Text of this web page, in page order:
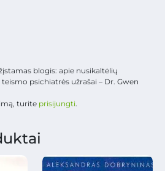
blogis: apie nusikaltėlių
psichiatrės užrašai – Dr. Gwen
turite prisijungti.